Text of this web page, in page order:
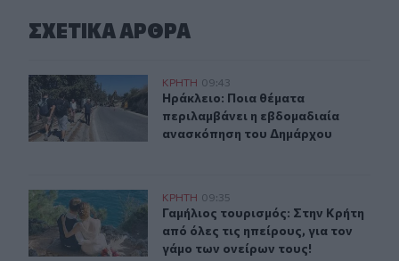
ΣΧΕΤΙΚA AΡΘΡΑ
Ηράκλειο: Ποια θέματα περιλαμβάνει η εβδομαδιαία
ΚΡΗΤΗ 09:43
Ηράκλειο: Ποια θέματα
Ηράκλειο: Ποια θέματα
περιλαμβάνει η εβδομαδιαία
ανασκόπηση του Δημάρχου
Γαμήλιος τουρισμός: Στην Κρήτη από όλες τις
ΚΡΗΤΗ 09:35
Γαμήλιος τουρισμός: Στην Κρήτη
Γαμήλιος τουρισμός: Στην Κρήτη
από όλες τις ηπείρους, για τον
γάμο των ονείρων τους!